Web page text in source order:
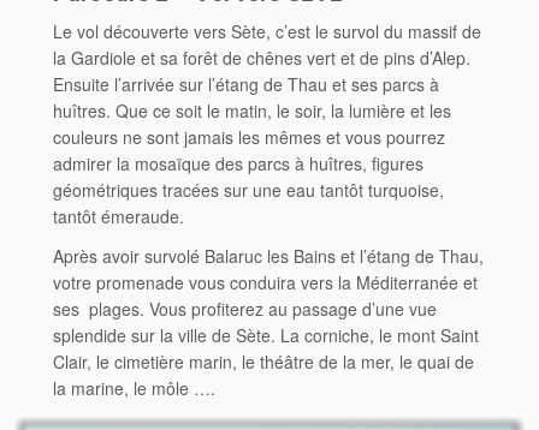
Le vol découverte vers Sète, c’est le survol du massif de
la Gardiole et sa forêt de chênes vert et de pins d’Alep.
Ensuite l’arrivée sur l’étang de Thau et ses parcs à
huîtres. Que ce soit le matin, le soir, la lumière et les
couleurs ne sont jamais les mêmes et vous pourrez
admirer la mosaïque des parcs à huîtres, figures
géométriques tracées sur une eau tantôt turquoise,
tantôt émeraude.
Après avoir survolé Balaruc les Bains et l’étang de Thau,
votre promenade vous conduira vers la Méditerranée et
ses plages. Vous profiterez au passage d’une vue
splendide sur la ville de Sète. La corniche, le mont Saint
Clair, le cimetière marin, le théâtre de la mer, le quai de
la marine, le môle ….